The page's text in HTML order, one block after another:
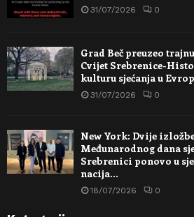
31/07/2026 0
Grad Beč preuzeo
Cvijet Srebrenice-
kulturu sjećanja u
31/07/2026 0
New York: Dvije
Međunarodnog dana
Srebrenici ponovo u
nacija…
18/07/2026 0